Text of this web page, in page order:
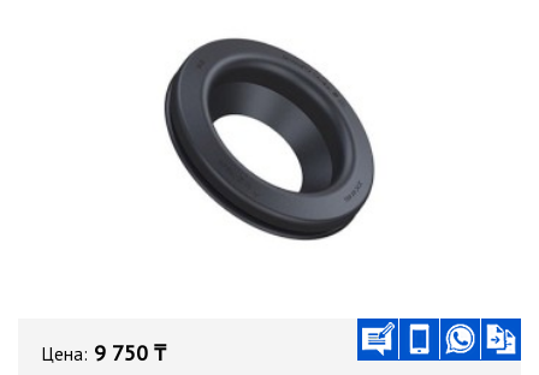
Цена: 9 750 ₸